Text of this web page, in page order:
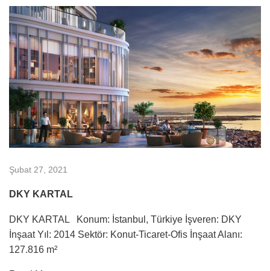
Şubat 27, 2021
DKY KARTAL
DKY KARTAL Konum: İstanbul, Türkiye İşveren: DKY
İnşaat Yıl: 2014 Sektör: Konut-Ticaret-Ofis İnşaat Alanı:
127.816 m²